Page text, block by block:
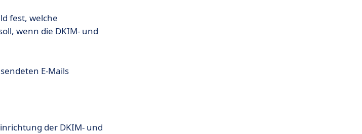
fest, welche
wenn die DKIM- und
E-Mails
der DKIM- und